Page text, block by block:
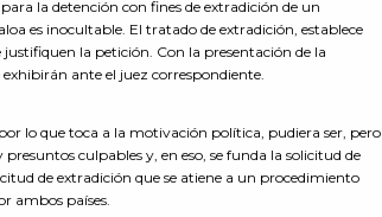
la detención con fines de extradición de un
es inocultable. El tratado de extradición, establece
la petición. Con la presentación de la
exhibirán ante el juez correspondiente.
lo que toca a la motivación política, pudiera ser, pero
culpables y, en eso, se funda la solicitud de
de extradición que se atiene a un procedimiento
ambos países.